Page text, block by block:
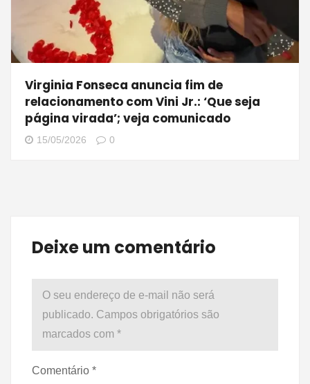
Virginia Fonseca anuncia fim de
relacionamento com Vini Jr.: ‘Que seja
página virada’; veja comunicado
15/05/2026 0
Deixe um comentário
O seu endereço de e-mail não será
publicado. Campos obrigatórios são
marcados com *
Comentário *